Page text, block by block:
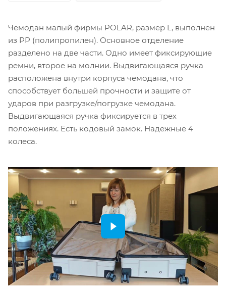
Чемодан малый фирмы POLAR, размер L, выполнен
из PP (полипропилен). Основное отделение
разделено на две части. Одно имеет фиксирующие
ремни, второе на молнии. Выдвигающаяся ручка
расположена внутри корпуса чемодана, что
способствует большей прочности и защите от
ударов при разгрузке/погрузке чемодана.
Выдвигающаяся ручка фиксируется в трех
положениях. Есть кодовый замок. Надежные 4
колеса.